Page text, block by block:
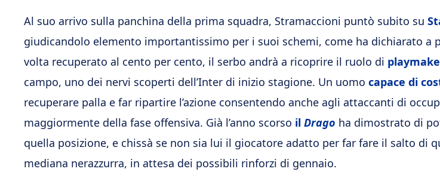
Al suo arrivo sulla panchina della prima squadra, Stramaccioni puntò subito su
giudicandolo elemento importantissimo per i suoi schemi, come ha dichiarato a
volta recuperato al cento per cento, il serbo andrà a ricoprire il ruolo di
campo, uno dei nervi scoperti dell’Inter di inizio stagione. Un uomo capace di
recuperare palla e far ripartire l’azione consentendo anche agli attaccanti di
maggiormente della fase offensiva. Già l’anno scorso il Drago ha dimostrato di
quella posizione, e chissà se non sia lui il giocatore adatto per far fare il salto di
mediana nerazzurra, in attesa dei possibili rinforzi di gennaio.